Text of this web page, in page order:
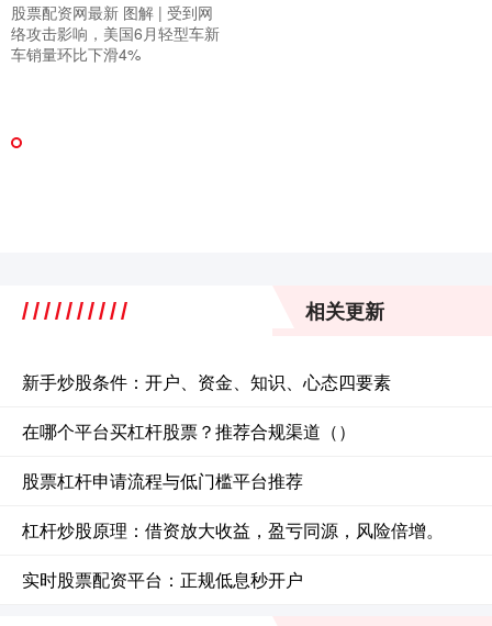
股票配资网最新 图解 | 受到网
络攻击影响，美国6月轻型车新
车销量环比下滑4%
相关更新
新手炒股条件：开户、资金、知识、心态四要素
在哪个平台买杠杆股票？推荐合规渠道（）
股票杠杆申请流程与低门槛平台推荐
杠杆炒股原理：借资放大收益，盈亏同源，风险倍增。
实时股票配资平台：正规低息秒开户